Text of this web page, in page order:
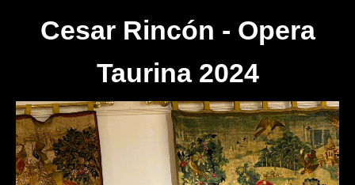
Cesar Rincón - Opera
Taurina 2024